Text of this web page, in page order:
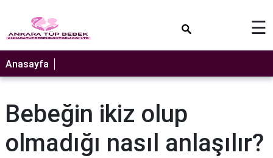
☰
Anasayfa
Bebeğin ikiz olup
olmadığı nasıl anlaşılır?